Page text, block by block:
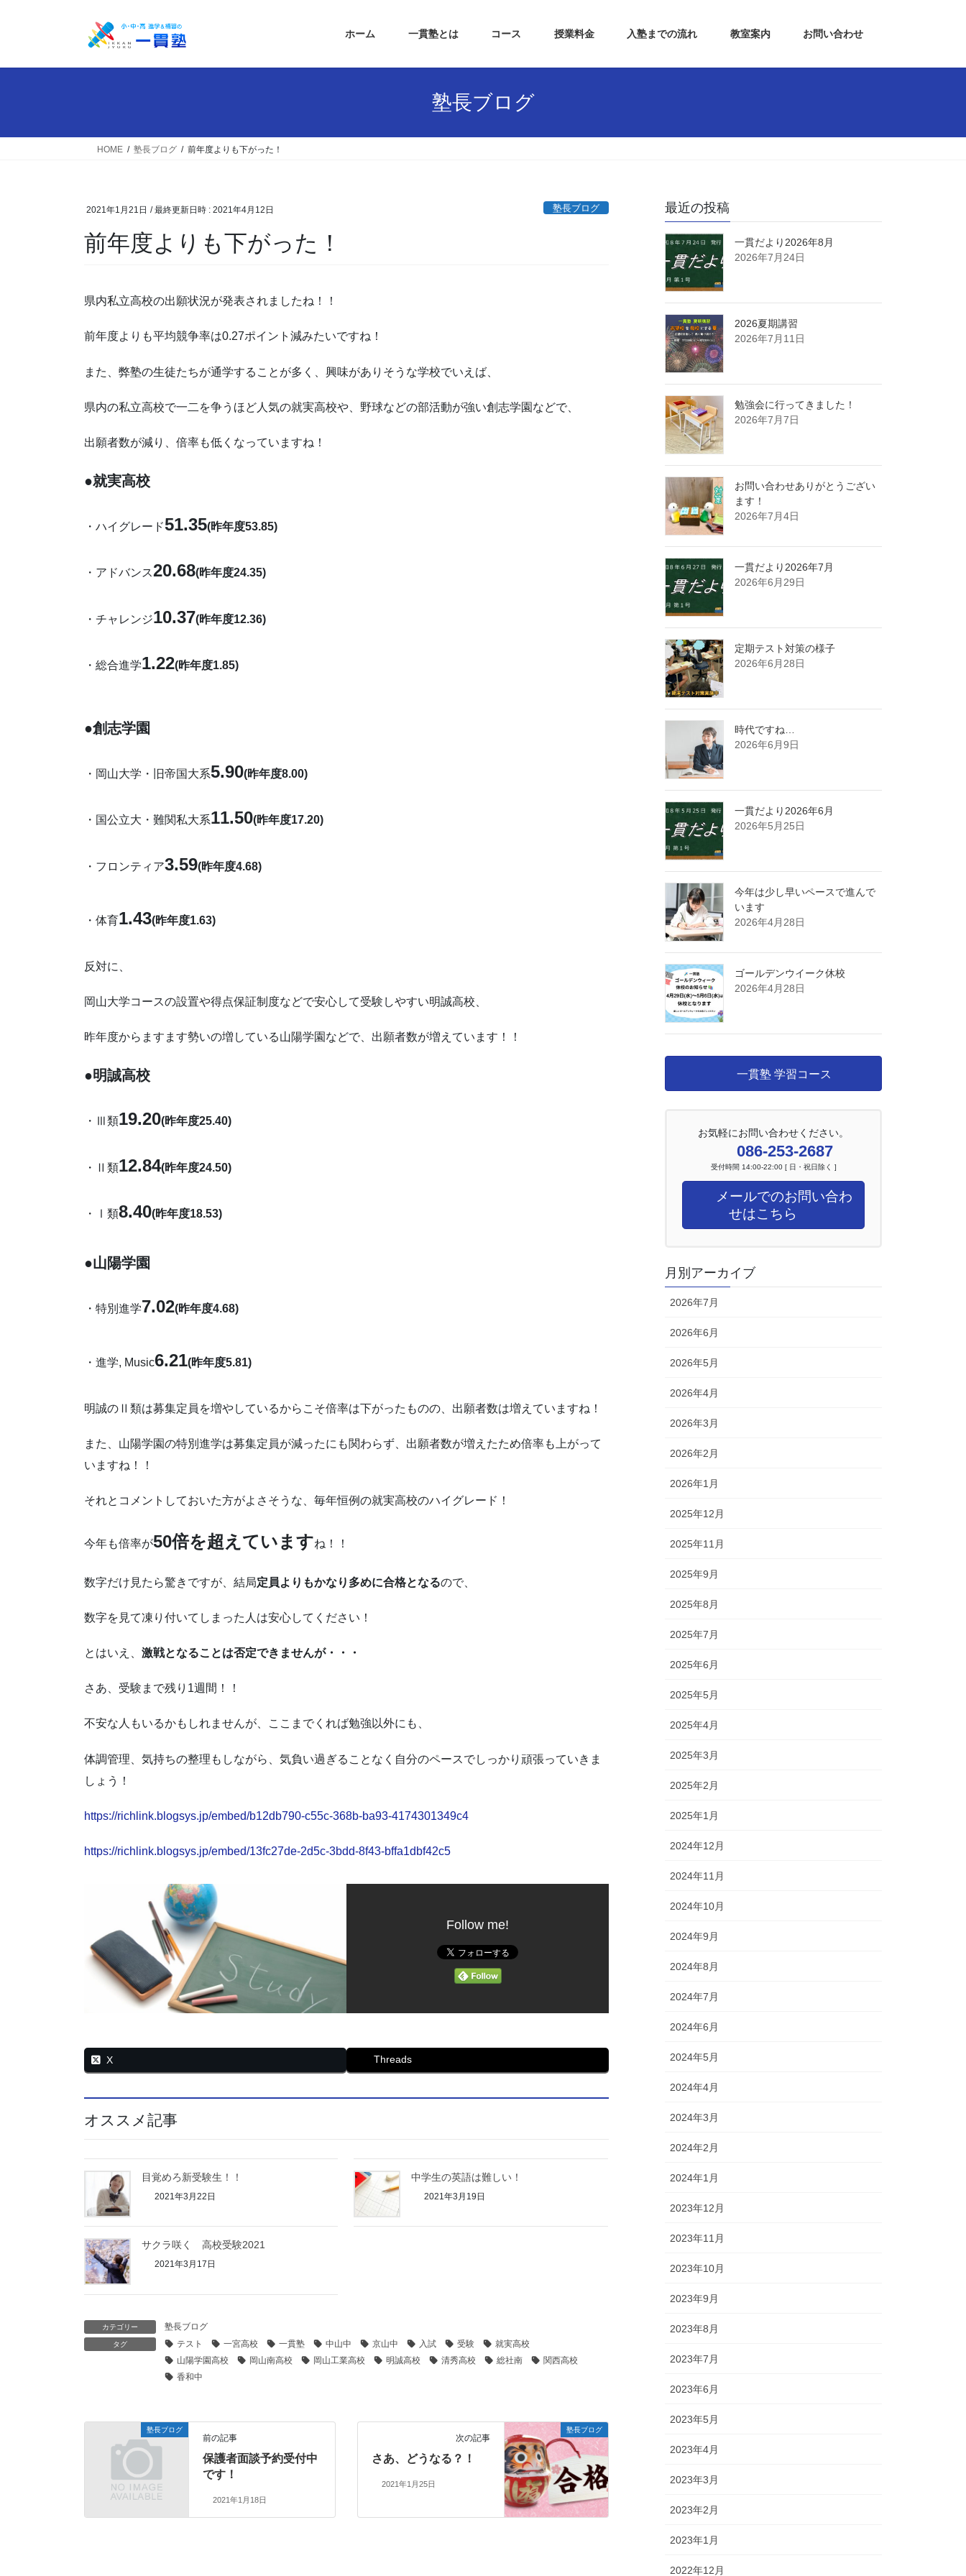
ホーム 一貫塾とは コース 授業料金 入塾までの流れ 教室案内 お問い合わせ
塾長ブログ
HOME 塾長ブログ 前年度よりも下がった！
2021年1月21日 / 最終更新日時 : 2021年4月12日 塾長ブログ
前年度よりも下がった！
県内私立高校の出願状況が発表されましたね！！
前年度よりも平均競争率は0.27ポイント減みたいですね！
また、弊塾の生徒たちが通学することが多く、興味がありそうな学校でいえば、
県内の私立高校で一二を争うほど人気の就実高校や、野球などの部活動が強い創志学園などで、
出願者数が減り、倍率も低くなっていますね！
●就実高校
・ハイグレード51.35(昨年度53.85)
・アドバンス20.68(昨年度24.35)
・チャレンジ10.37(昨年度12.36)
・総合進学1.22(昨年度1.85)
●創志学園
・岡山大学・旧帝国大系5.90(昨年度8.00)
・国公立大・難関私大系11.50(昨年度17.20)
・フロンティア3.59(昨年度4.68)
・体育1.43(昨年度1.63)
反対に、
岡山大学コースの設置や得点保証制度などで安心して受験しやすい明誠高校、
昨年度からますます勢いの増している山陽学園などで、出願者数が増えています！！
●明誠高校
・Ⅲ類19.20(昨年度25.40)
・Ⅱ類12.84(昨年度24.50)
・Ⅰ類8.40(昨年度18.53)
●山陽学園
・特別進学7.02(昨年度4.68)
・進学, Music6.21(昨年度5.81)
明誠のⅡ類は募集定員を増やしているからこそ倍率は下がったものの、出願者数は増えていますね！
また、山陽学園の特別進学は募集定員が減ったにも関わらず、出願者数が増えたため倍率も上がって
いますね！！
それとコメントしておいた方がよさそうな、毎年恒例の就実高校のハイグレード！
今年も倍率が50倍を超えていますね！！
数字だけ見たら驚きですが、結局定員よりもかなり多めに合格となるので、
数字を見て凍り付いてしまった人は安心してください！
とはいえ、 激戦となることは否定できませんが・・・
さあ、受験まで残り1週間！！
不安な人もいるかもしれませんが、ここまでくれば勉強以外にも、
体調管理、気持ちの整理もしながら、気負い過ぎることなく自分のペースでしっかり頑張っていきま
しょう！
https://richlink.blogsys.jp/embed/b12db790-c55c-368b-ba93-4174301349c4
https://richlink.blogsys.jp/embed/13fc27de-2d5c-3bdd-8f43-bffa1dbf42c5
Follow me!
X Threads
オススメ記事
目覚めろ新受験生！！
2021年3月22日
中学生の英語は難しい！
2021年3月19日
サクラ咲く 高校受験2021
2021年3月17日
カテゴリー 塾長ブログ
タグ テスト 一宮高校 一貫塾 中山中 京山中 入試 受験
就実高校
山陽学園高校
岡山南高校 岡山工業高校 明誠高校 清秀高校 総社南
関西高校
香和中
塾長ブログ
前の記事
保護者面談予約受付中
です！
2021年1月18日
塾長ブログ
次の記事
さあ、どうなる？！
2021年1月25日
最近の投稿
一貫だより2026年8月
2026年7月24日
2026夏期講習
2026年7月11日
勉強会に行ってきました！
2026年7月7日
お問い合わせありがとうござい
ます！
2026年7月4日
一貫だより2026年7月
2026年6月29日
定期テスト対策の様子
2026年6月28日
時代ですね…
2026年6月9日
一貫だより2026年6月
2026年5月25日
今年は少し早いペースで進んで
います
2026年4月28日
ゴールデンウイーク休校
2026年4月28日
一貫塾 学習コース
お気軽にお問い合わせください。
086-253-2687
受付時間 14:00-22:00 [ 日・祝日除く ]
メールでのお問い合わ
せはこちら
月別アーカイブ
2026年7月
2026年6月
2026年5月
2026年4月
2026年3月
2026年2月
2026年1月
2025年12月
2025年11月
2025年9月
2025年8月
2025年7月
2025年6月
2025年5月
2025年4月
2025年3月
2025年2月
2025年1月
2024年12月
2024年11月
2024年10月
2024年9月
2024年8月
2024年7月
2024年6月
2024年5月
2024年4月
2024年3月
2024年2月
2024年1月
2023年12月
2023年11月
2023年10月
2023年9月
2023年8月
2023年7月
2023年6月
2023年5月
2023年4月
2023年3月
2023年2月
2023年1月
2022年12月